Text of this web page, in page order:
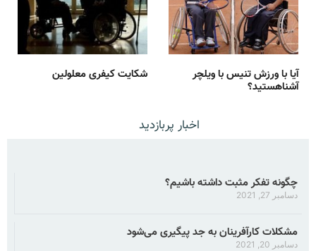
شکایت کیفری معلولین آیا با ورزش تنیس با ویلچر
آشناهستید؟
اخبار پربازدید
چگونه تفکر مثبت داشته باشیم؟
دسامبر 27, 2021
مشکلات کارآفرینان به جد پیگیری می‌شود
دسامبر 20, 2021